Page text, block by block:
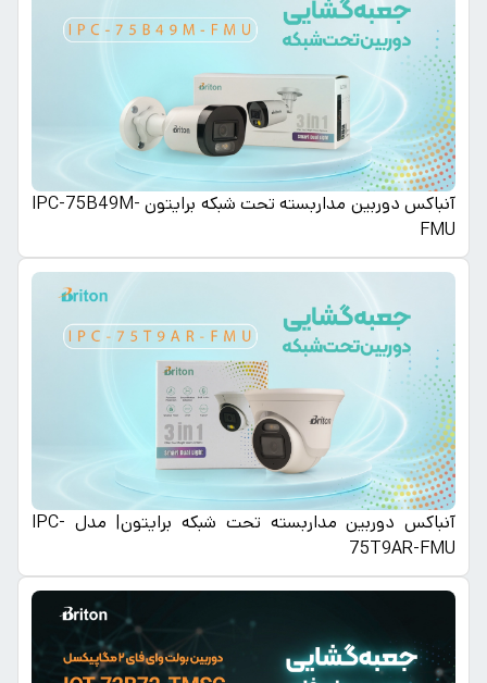
آنباکس دوربین مداربسته تحت شبکه برایتون IPC-75B49M-
FMU
آنباکس دوربین مداربسته تحت شبکه برایتون| مدل IPC-
75T9AR-FMU